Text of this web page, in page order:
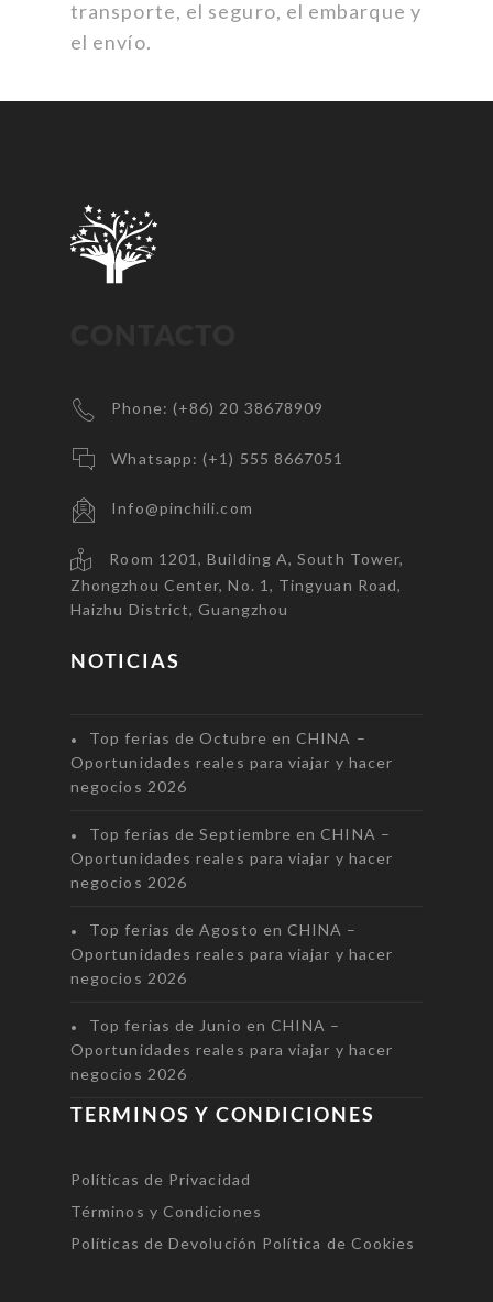
transporte, el seguro, el embarque y
el envío.
Phone: (+86) 20 38678909
Whatsapp: (+1) 555 8667051
Info@pinchili.com
Room 1201, Building A, South Tower,
Zhongzhou Center, No. 1, Tingyuan Road,
Haizhu District, Guangzhou
NOTICIAS
Top ferias de Octubre en CHINA –
Oportunidades reales para viajar y hacer
negocios 2026
Top ferias de Septiembre en CHINA –
Oportunidades reales para viajar y hacer
negocios 2026
Top ferias de Agosto en CHINA –
Oportunidades reales para viajar y hacer
negocios 2026
Top ferias de Junio en CHINA –
Oportunidades reales para viajar y hacer
negocios 2026
TERMINOS Y CONDICIONES
Políticas de Privacidad
Términos y Condiciones
Políticas de Devolución Política de Cookies